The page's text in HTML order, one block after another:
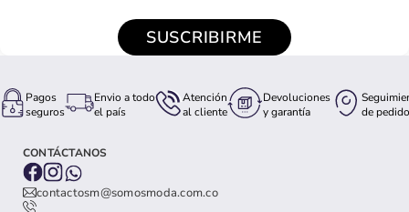
SUSCRIBIRME
Pagos
seguros
Envio a todo
el país
Atención
al cliente
Devoluciones
y garantía
de pedido
CONTÁCTANOS
contactosm@somosmoda.com.co